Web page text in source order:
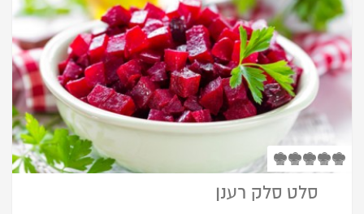
סלט סלק רענן